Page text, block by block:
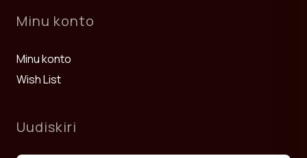
Minu konto
Minu konto
Wish List
Uudiskiri